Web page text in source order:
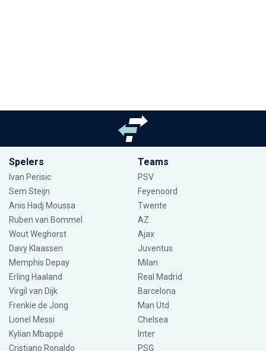
Spelers
Ivan Perisic
Sem Steijn
Anis Hadj Moussa
Ruben van Bommel
Wout Weghorst
Davy Klaassen
Memphis Depay
Erling Haaland
Virgil van Dijk
Frenkie de Jong
Lionel Messi
Kylian Mbappé
Cristiano Ronaldo
Teams
PSV
Feyenoord
Twente
AZ
Ajax
Juventus
Milan
Real Madrid
Barcelona
Man Utd
Chelsea
Inter
PSG